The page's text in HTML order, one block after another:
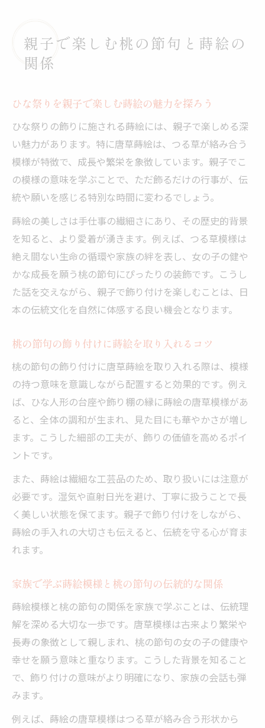
親子で楽しむ桃の節句と蒔絵の
関係
ひな祭りを親子で楽しむ蒔絵の魅力を探ろう
ひな祭りの飾りに施される蒔絵には、親子で楽しめる深
い魅力があります。特に唐草蒔絵は、つる草が絡み合う
模様が特徴で、成長や繁栄を象徴しています。親子でこ
の模様の意味を学ぶことで、ただ飾るだけの行事が、伝
統や願いを感じる特別な時間に変わるでしょう。
蒔絵の美しさは手仕事の繊細さにあり、その歴史的背景
を知ると、より愛着が湧きます。例えば、つる草模様は
絶え間ない生命の循環や家族の絆を表し、女の子の健や
かな成長を願う桃の節句にぴったりの装飾です。こうし
た話を交えながら、親子で飾り付けを楽しむことは、日
本の伝統文化を自然に体感する良い機会となります。
桃の節句の飾り付けに蒔絵を取り入れるコツ
桃の節句の飾り付けに唐草蒔絵を取り入れる際は、模様
の持つ意味を意識しながら配置すると効果的です。例え
ば、ひな人形の台座や飾り棚の縁に蒔絵の唐草模様があ
ると、全体の調和が生まれ、見た目にも華やかさが増し
ます。こうした細部の工夫が、飾りの価値を高めるポイ
ントです。
また、蒔絵は繊細な工芸品のため、取り扱いには注意が
必要です。湿気や直射日光を避け、丁寧に扱うことで長
く美しい状態を保てます。親子で飾り付けをしながら、
蒔絵の手入れの大切さも伝えると、伝統を守る心が育ま
れます。
家族で学ぶ蒔絵模様と桃の節句の伝統的な関係
蒔絵模様と桃の節句の関係を家族で学ぶことは、伝統理
解を深める大切な一歩です。唐草模様は古来より繁栄や
長寿の象徴として親しまれ、桃の節句の女の子の健康や
幸せを願う意味と重なります。こうした背景を知ること
で、飾り付けの意味がより明確になり、家族の会話も弾
みます。
例えば、蒔絵の唐草模様はつる草が絡み合う形状から